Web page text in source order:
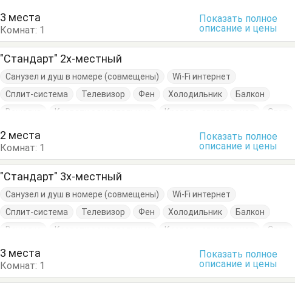
3 места
Комнат: 1
Показать полное
описание и цены
"Стандарт" 2х-местный
Санузел и душ в номере (совмещены)
Wi-Fi интернет
Сплит-система
Телевизор Фен Холодильник
Балкон
Вешалка
Кровати односпальные Кровать двуспальная
Стол
2 места
Комнат: 1
Показать полное
описание и цены
"Стандарт" 3х-местный
Санузел и душ в номере (совмещены)
Wi-Fi интернет
Сплит-система
Телевизор Фен Холодильник
Балкон
Вешалка
Кровати односпальные Кровать двуспальная
Стол
3 места
Комнат: 1
Показать полное
описание и цены